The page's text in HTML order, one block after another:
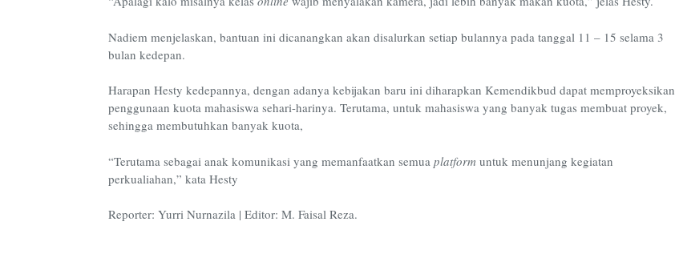
Nadiem menjelaskan, bantuan ini dicanangkan akan disalurkan setiap bulannya pada tanggal 11 – 15 selama 3
bulan kedepan.
Harapan Hesty kedepannya, dengan adanya kebijakan baru ini diharapkan Kemendikbud dapat memproyeksikan
penggunaan kuota mahasiswa sehari-harinya. Terutama, untuk mahasiswa yang banyak tugas membuat proyek,
sehingga membutuhkan banyak kuota,
“Terutama sebagai anak komunikasi yang memanfaatkan semua platformuntuk menunjang kegiatan
perkualiahan,” kata Hesty
Reporter: Yurri Nurnazila | Editor: M. Faisal Reza.